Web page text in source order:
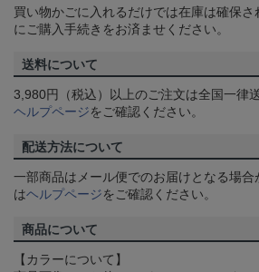
買い物かごに入れるだけでは在庫は確保
にご購入手続きをお済ませください。
送料について
3,980円（税込）以上のご注文は全国一律
ヘルプページをご確認ください。
配送方法について
一部商品はメール便でのお届けとなる場合
はヘルプページをご確認ください。
商品について
【カラーについて】